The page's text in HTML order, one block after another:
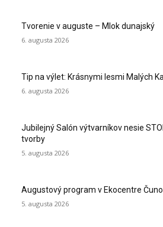
Tvorenie v auguste – Mlok dunajský
6. augusta 2026
Tip na výlet: Krásnymi lesmi Malých
6. augusta 2026
Jubilejný Salón výtvarníkov nesie
tvorby
5. augusta 2026
Augustový program v Ekocentre
5. augusta 2026